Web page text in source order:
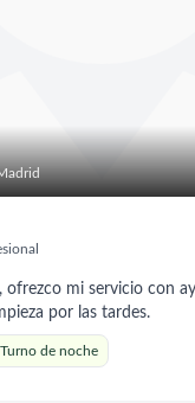
ofrezco mi servicio con
por las tardes.
Turno de noche